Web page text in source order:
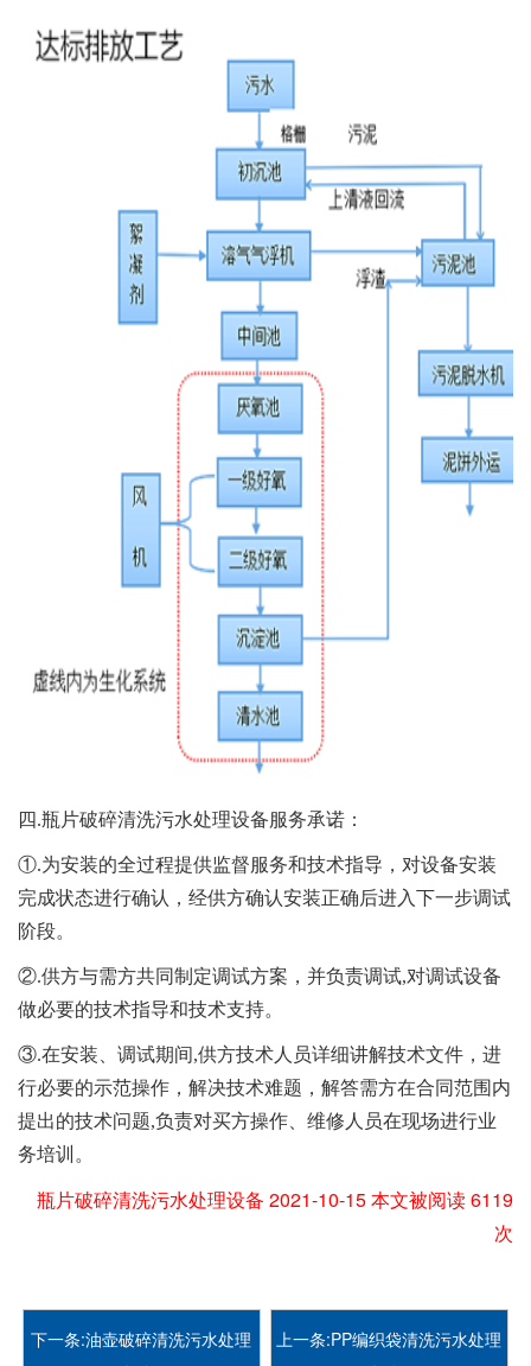
四.瓶片破碎清洗污水处理设备服务承诺：
①.为安装的全过程提供监督服务和技术指导，对设备安装
完成状态进行确认，经供方确认安装正确后进入下一步调试
阶段。
②.供方与需方共同制定调试方案，并负责调试,对调试设备
做必要的技术指导和技术支持。
③.在安装、调试期间,供方技术人员详细讲解技术文件，进
行必要的示范操作，解决技术难题，解答需方在合同范围内
提出的技术问题,负责对买方操作、维修人员在现场进行业
务培训。
瓶片破碎清洗污水处理设备 2021-10-15 本文被阅读 6119
次
下一条:油壶破碎清洗污水处理
上一条:PP编织袋清洗污水处理